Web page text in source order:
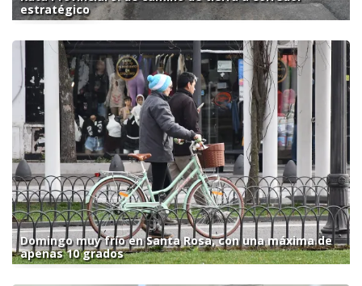
estratégico
Domingo muy frío en Santa Rosa, con una máxima de
apenas 10 grados